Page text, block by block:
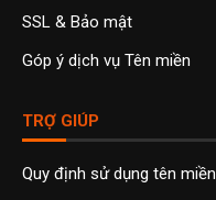
SSL & Bảo mật
Góp ý dịch vụ Tên miền
TRỢ GIÚP
Quy định sử dụng tên miền